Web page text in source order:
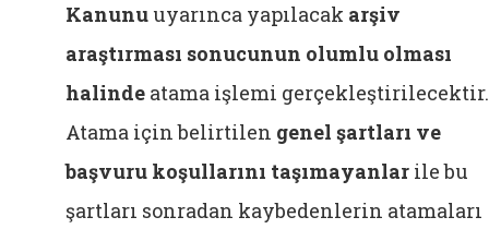
Kanunu uyarınca yapılacak arşiv
araştırması sonucunun olumlu olması
halinde atama işlemi gerçekleştirilecektir.
Atama için belirtilen genel şartları ve
başvuru koşullarını taşımayanlar ile bu
şartları sonradan kaybedenlerin atamaları